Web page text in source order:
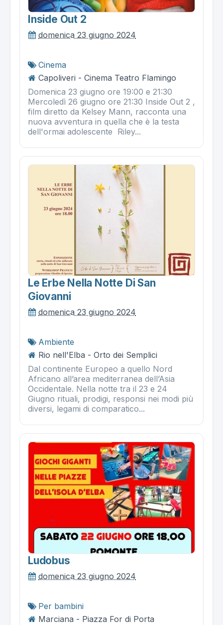
Inside Out 2
domenica 23 giugno 2024
Cinema
Capoliveri - Cinema Teatro Flamingo
Domenica 23 giugno ore 19:00 e 21:30
Mercoledì 26 giugno ore 21:30 Inside Out 2 ,
film diretto da Kelsey Mann, racconta una
nuova avventura in quella che è la testa
dell'ormai adolescente Riley...
Le Erbe Nella Notte Di San
Giovanni
domenica 23 giugno 2024
Ambiente
Rio nell'Elba - Orto dei Semplici
Dal continente Europeo a quello Nord
Africano all’area mediterranea dell’Asia
Occidentale. Nella notte tra il 23 e 24
Giugno rituali, prodigi, responsi nei modi più
diversi, legami di comparatico...
Ludobus
domenica 23 giugno 2024
Per bambini
Marciana - Piazza For di Porta